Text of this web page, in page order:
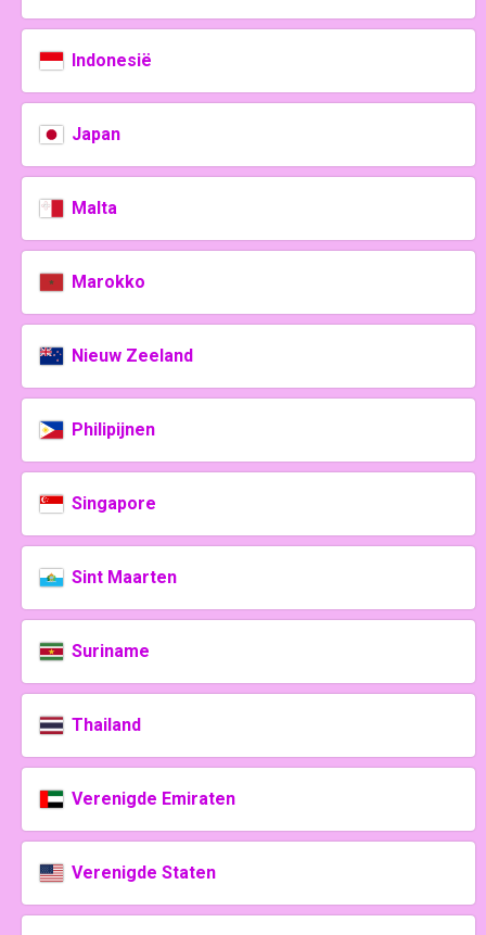
Indonesië
Japan
Malta
Marokko
Nieuw Zeeland
Philipijnen
Singapore
Sint Maarten
Suriname
Thailand
Verenigde Emiraten
Verenigde Staten